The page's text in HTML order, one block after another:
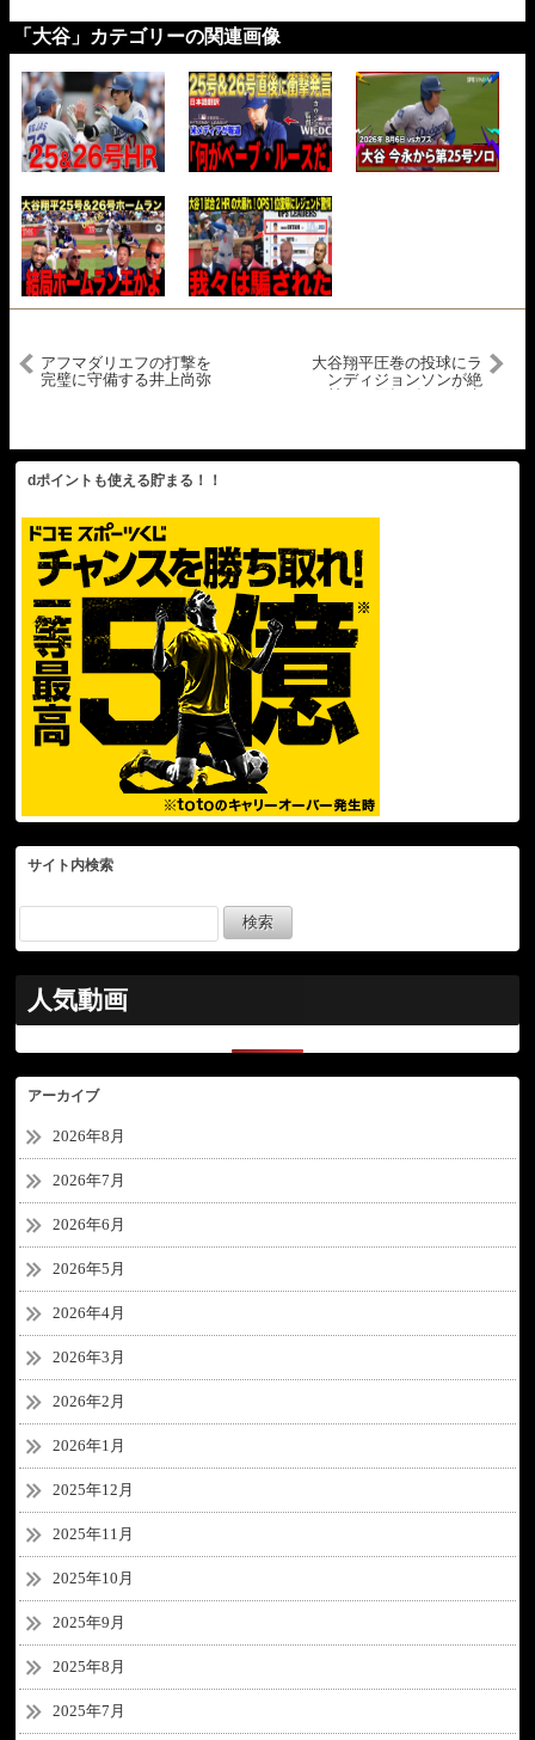
「大谷」カテゴリーの関連画像
アフマダリエフの打撃を
完璧に守備する井上尚弥
大谷翔平圧巻の投球にラ
ンディジョンソンが絶
dポイントも使える貯まる！！
サイト内検索
人気動画
アーカイブ
2026年8月
2026年7月
2026年6月
2026年5月
2026年4月
2026年3月
2026年2月
2026年1月
2025年12月
2025年11月
2025年10月
2025年9月
2025年8月
2025年7月